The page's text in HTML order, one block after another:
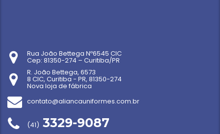
Rua João Bettega Nº6545 CIC
Cep: 81350-274 – Curitiba/PR
R. João Bettega, 6573
8 CIC, Curitiba - PR, 81350-274
Nova loja de fábrica
contato@aliancauniformes.com.br
(41) 3329-9087